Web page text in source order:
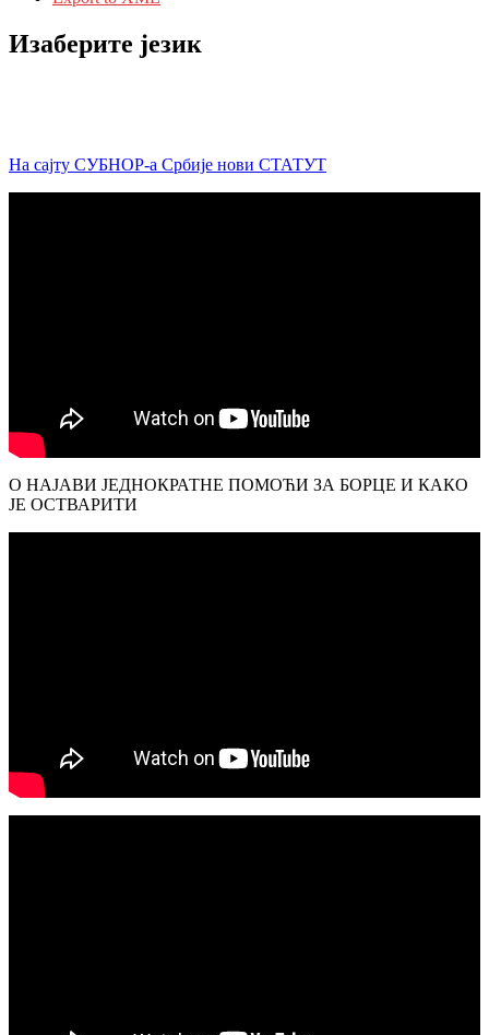
Изаберите језик
На сајту СУБНОР-а Србије нови СТАТУТ
О НАЈАВИ ЈЕДНОКРАТНЕ ПОМОЋИ ЗА БОРЦЕ И КАКО
ЈЕ ОСТВАРИТИ